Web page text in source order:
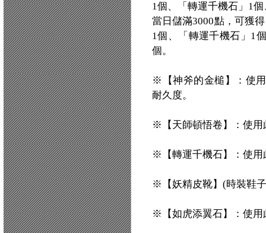
1個、「轉運千機石」1
當日儲滿3000點，可獲
1個、「轉運千機石」1
個。
※【神斧的金槌】：使
耐久度。
※【天師頓悟卷】：使用
※【轉運千機石】：使用
※【妖精皮靴】(時裝鞋
※【如虎添翼石】：使用